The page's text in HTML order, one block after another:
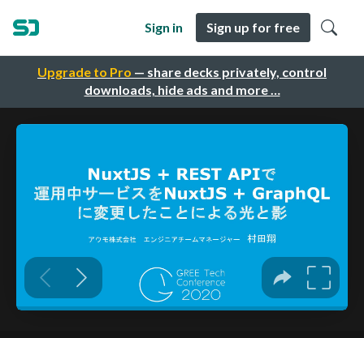
Upgrade to Pro — share decks privately, control
downloads, hide ads and more …
Sign in Sign up for free